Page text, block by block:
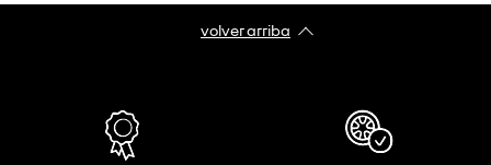
volver arriba